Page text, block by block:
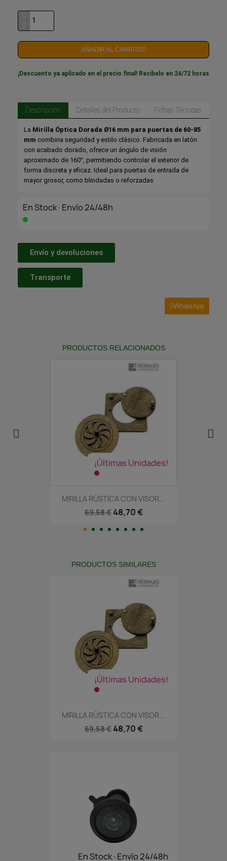
AÑADIR AL CARRITO
¡Descuento ya aplicado en el precio final! Recíbelo en 24/72 horas
Descripción Detalles del Producto Fichas Técnicas
La Mirilla Óptica Dorada Ø16 mm para puertas de 60-85
mm combina seguridad y estilo clásico. Fabricada en latón
con acabado dorado, ofrece un ángulo de visión
aproximado de 160°, permitiendo controlar el exterior de
forma discreta y eficaz. Ideal para puertas de entrada de
mayor grosor, como blindadas o reforzadas
En Stock·Envío 24/48h
Envío y devoluciones
Transporte
WhatsApp
PRODUCTOS RELACIONADOS
¡Últimas Unidades!
MIRILLA RÚSTICA CON VISOR...
69,58 € 48,70 €
PRODUCTOS SIMILARES
¡Últimas Unidades!
MIRILLA RÚSTICA CON VISOR...
69,58 € 48,70 €
En Stock·Envío 24/48h